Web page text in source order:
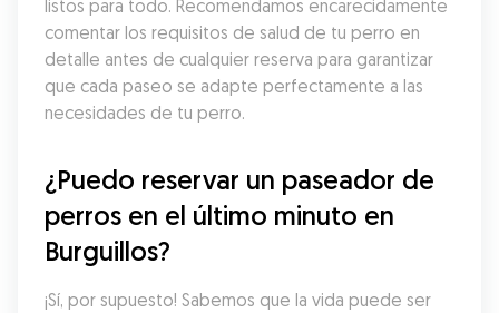
listos para todo. Recomendamos encarecidamente
comentar los requisitos de salud de tu perro en
detalle antes de cualquier reserva para garantizar
que cada paseo se adapte perfectamente a las
necesidades de tu perro.
¿Puedo reservar un paseador de
perros en el último minuto en
Burguillos?
¡Sí, por supuesto! Sabemos que la vida puede ser